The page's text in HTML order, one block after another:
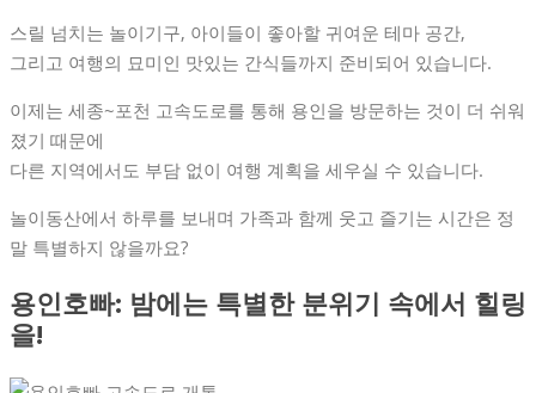
스릴 넘치는 놀이기구, 아이들이 좋아할 귀여운 테마 공간,
그리고 여행의 묘미인 맛있는 간식들까지 준비되어 있습니다.
이제는 세종~포천 고속도로를 통해 용인을 방문하는 것이 더 쉬워
졌기 때문에
다른 지역에서도 부담 없이 여행 계획을 세우실 수 있습니다.
놀이동산에서 하루를 보내며 가족과 함께 웃고 즐기는 시간은 정
말 특별하지 않을까요?
용인호빠: 밤에는 특별한 분위기 속에서 힐링
을!